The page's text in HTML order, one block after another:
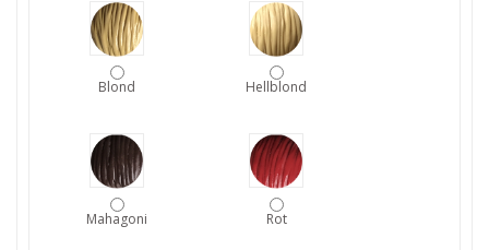
Blond Hellblond
Mahagoni Rot